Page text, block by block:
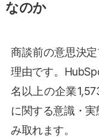
なのか
商談前の意思決
理由です。
名以上の企業
に関する意識・
み取れます。